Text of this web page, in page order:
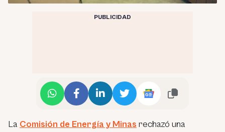
PUBLICIDAD
La Comisión de Energía y Minas rechazó una